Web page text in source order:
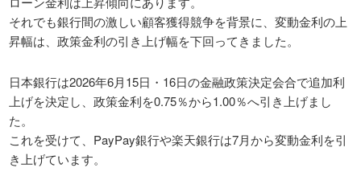
それでも銀行間の激しい顧客獲得競争を背景に、変動金利の上
昇幅は、政策金利の引き上げ幅を下回ってきました。
日本銀行は2026年6月15日・16日の金融政策決定会合で追加利
上げを決定し、政策金利を0.75％から1.00％へ引き上げまし
た。
これを受けて、PayPay銀行や楽天銀行は7月から変動金利を引
き上げています。